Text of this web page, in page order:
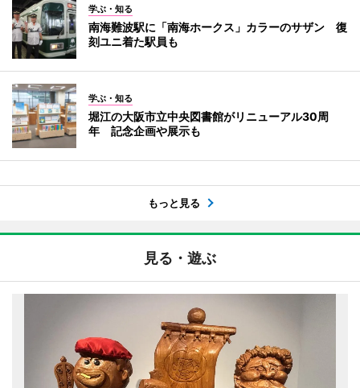
学ぶ・知る
南海難波駅に「南海ホークス」カラーのサザン 復
刻ユニ着た駅員も
学ぶ・知る
堀江の大阪市立中央図書館がリニューアル30周
年 記念企画や展示も
もっと見る
見る・遊ぶ